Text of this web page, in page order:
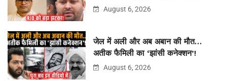
August 6, 2026
जेल में अली और अब अबान की मौत…
अतीक फैमिली का ‘झांसी कनेक्शन’!
August 6, 2026